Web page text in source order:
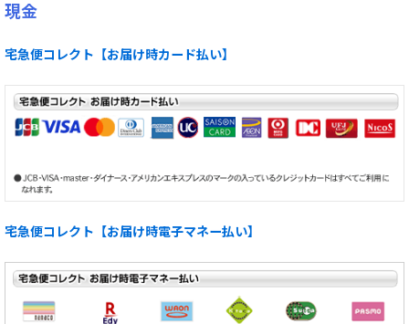
現金
宅急便コレクト【お届け時カード払い】
宅急便コレクト【お届け時電子マネー払い】